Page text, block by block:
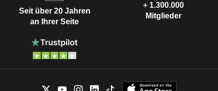
Seit über 20 Jahren
an Ihrer Seite
+ 1.300.000
Mitglieder